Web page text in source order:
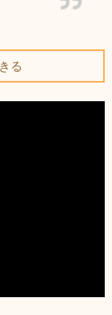
をお読み下さい。
ート率９０％を誇
る